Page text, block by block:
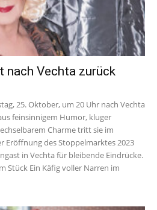
nach Vechta zurück
25. Oktober, um 20 Uhr nach Vechta
feinsinnigem Humor, kluger
Charme tritt sie im
Eröffnung des Stoppelmarktes 2023
in Vechta für bleibende Eindrücke.
Stück Ein Käfig voller Narren im